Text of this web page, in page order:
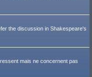
the discussion in Shakespeare's
mais ne concernent pas